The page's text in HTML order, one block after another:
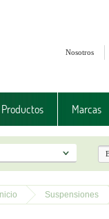
Nosotros
Productos Marcas
Inicio Suspensiones